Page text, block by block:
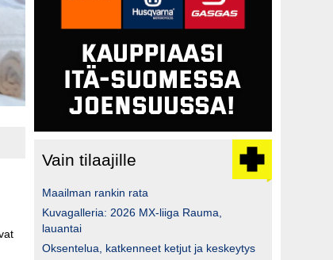
Vain tilaajille
Maailman rankin rata
Kuvagalleria: 2026 MX-liiga Rauma,
lauantai
Oksentelua, katkenneet ketjut ja keskeytys